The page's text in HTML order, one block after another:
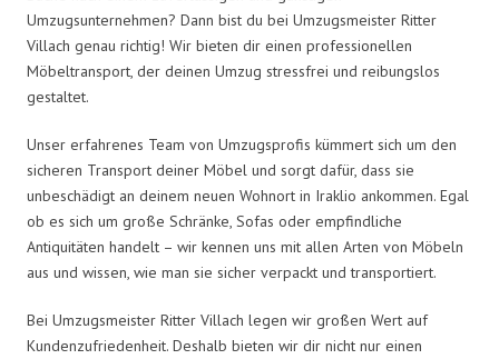
Umzugsunternehmen? Dann bist du bei Umzugsmeister Ritter
Villach genau richtig! Wir bieten dir einen professionellen
Möbeltransport, der deinen Umzug stressfrei und reibungslos
gestaltet.
Unser erfahrenes Team von Umzugsprofis kümmert sich um den
sicheren Transport deiner Möbel und sorgt dafür, dass sie
unbeschädigt an deinem neuen Wohnort in Iraklio ankommen. Egal
ob es sich um große Schränke, Sofas oder empfindliche
Antiquitäten handelt – wir kennen uns mit allen Arten von Möbeln
aus und wissen, wie man sie sicher verpackt und transportiert.
Bei Umzugsmeister Ritter Villach legen wir großen Wert auf
Kundenzufriedenheit. Deshalb bieten wir dir nicht nur einen